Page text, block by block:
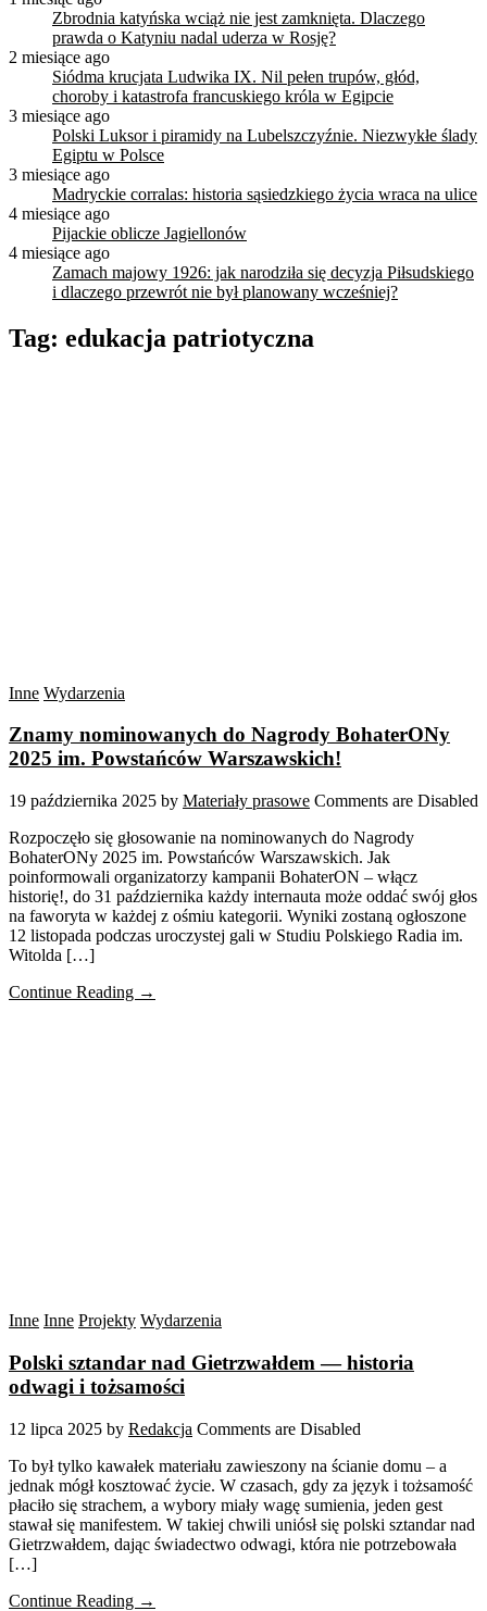
Zbrodnia katyńska wciąż nie jest zamknięta. Dlaczego
prawda o Katyniu nadal uderza w Rosję?
2 miesiące ago
Siódma krucjata Ludwika IX. Nil pełen trupów, głód,
choroby i katastrofa francuskiego króla w Egipcie
3 miesiące ago
Polski Luksor i piramidy na Lubelszczyźnie. Niezwykłe ślady
Egiptu w Polsce
3 miesiące ago
Madryckie corralas: historia sąsiedzkiego życia wraca na ulice
4 miesiące ago
Pijackie oblicze Jagiellonów
4 miesiące ago
Zamach majowy 1926: jak narodziła się decyzja Piłsudskiego
i dlaczego przewrót nie był planowany wcześniej?
Tag: edukacja patriotyczna
Inne Wydarzenia
Znamy nominowanych do Nagrody BohaterONy
2025 im. Powstańców Warszawskich!
19 października 2025 by Materiały prasowe Comments are Disabled
Rozpoczęło się głosowanie na nominowanych do Nagrody
BohaterONy 2025 im. Powstańców Warszawskich. Jak
poinformowali organizatorzy kampanii BohaterON – włącz
historię!, do 31 października każdy internauta może oddać swój głos
na faworyta w każdej z ośmiu kategorii. Wyniki zostaną ogłoszone
12 listopada podczas uroczystej gali w Studiu Polskiego Radia im.
Witolda […]
Continue Reading →
Inne Inne Projekty Wydarzenia
Polski sztandar nad Gietrzwałdem — historia
odwagi i tożsamości
12 lipca 2025 by Redakcja Comments are Disabled
To był tylko kawałek materiału zawieszony na ścianie domu – a
jednak mógł kosztować życie. W czasach, gdy za język i tożsamość
płaciło się strachem, a wybory miały wagę sumienia, jeden gest
stawał się manifestem. W takiej chwili uniósł się polski sztandar nad
Gietrzwałdem, dając świadectwo odwagi, która nie potrzebowała
[…]
Continue Reading →